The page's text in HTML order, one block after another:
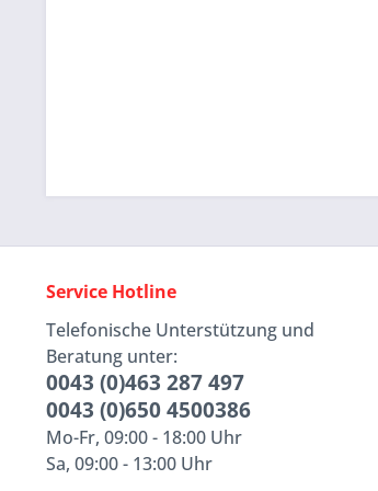
Service Hotline
Telefonische Unterstützung und
Beratung unter:
0043 (0)463 287 497
0043 (0)650 4500386
Mo-Fr, 09:00 - 18:00 Uhr
Sa, 09:00 - 13:00 Uhr